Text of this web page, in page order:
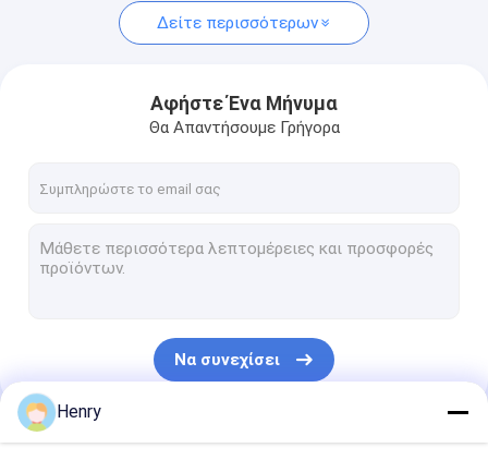
ελλειπτικό κεφάλι πιάτων
Dished κεφάλι δοχείων πίεσης
Dished κεφάλια δεξαμενών
Dished κεφάλια χάλυβα άνθρακα
Dished κεφάλι Torispherical
Ημισφαιρικά κεφάλια δεξαμενών
Δείτε περισσότερων
Αφήστε Ένα Μήνυμα
Θα Απαντήσουμε Γρήγορα
Να συνεχίσει
Οι Κατηγορίες Μας
Henry